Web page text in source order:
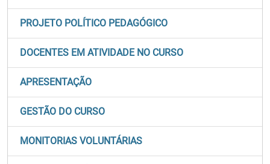
PROJETO POLÍTICO PEDAGÓGICO
DOCENTES EM ATIVIDADE NO CURSO
APRESENTAÇÃO
GESTÃO DO CURSO
MONITORIAS VOLUNTÁRIAS